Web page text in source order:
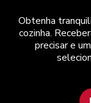
Obtenha
cozinha.
precisar e